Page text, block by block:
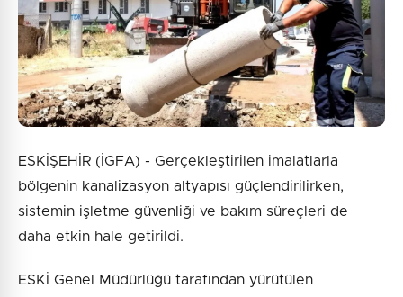
Gönder
ESKİŞEHİR (İGFA) - Gerçekleştirilen imalatlarla
bölgenin kanalizasyon altyapısı güçlendirilirken,
sistemin işletme güvenliği ve bakım süreçleri de
daha etkin hale getirildi.
ESKİ Genel Müdürlüğü tarafından yürütülen